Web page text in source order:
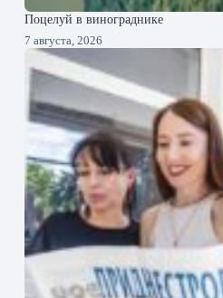
Поцелуй в винограднике
7 августа, 2026